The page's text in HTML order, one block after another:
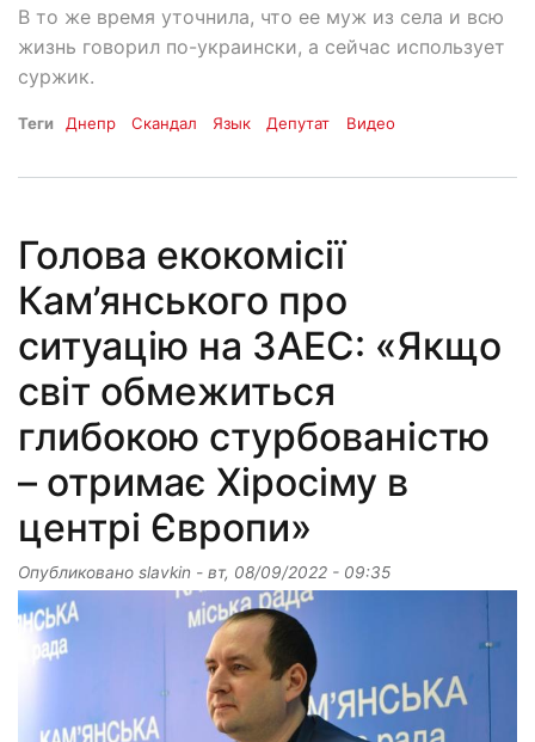
В то же время уточнила, что ее муж из села и всю
жизнь говорил по-украински, а сейчас использует
суржик.
Теги Днепр Скандал Язык Депутат Видео
Голова екокомісії
Кам’янського про
ситуацію на ЗАЕС: «Якщо
світ обмежиться
глибокою стурбованістю
– отримає Хіросіму в
центрі Європи»
Опубликовано slavkin - вт, 08/09/2022 - 09:35